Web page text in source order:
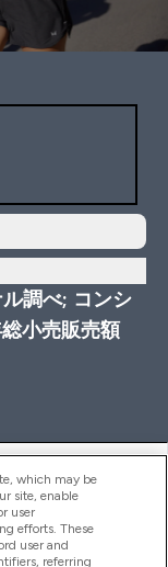
調べ; コンシ
小売販売額
which may be
site, enable
user
efforts. These
user and
referring